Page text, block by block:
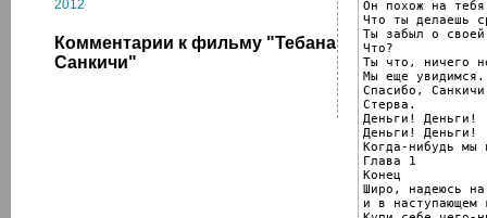
2012
Комментарии к фильму "Тебана
Санкичи"
Он похож на
Что ты делаешь
Ты забыл о своей
Что?
Ты что, ничего
Мы еще увидимся.
Спасибо,
Стерва.
Деньги! Деньги!
Деньги! Деньги!
Когда-нибудь мы
Глава 1
Конец
Широ, надеюсь
и в наступающем